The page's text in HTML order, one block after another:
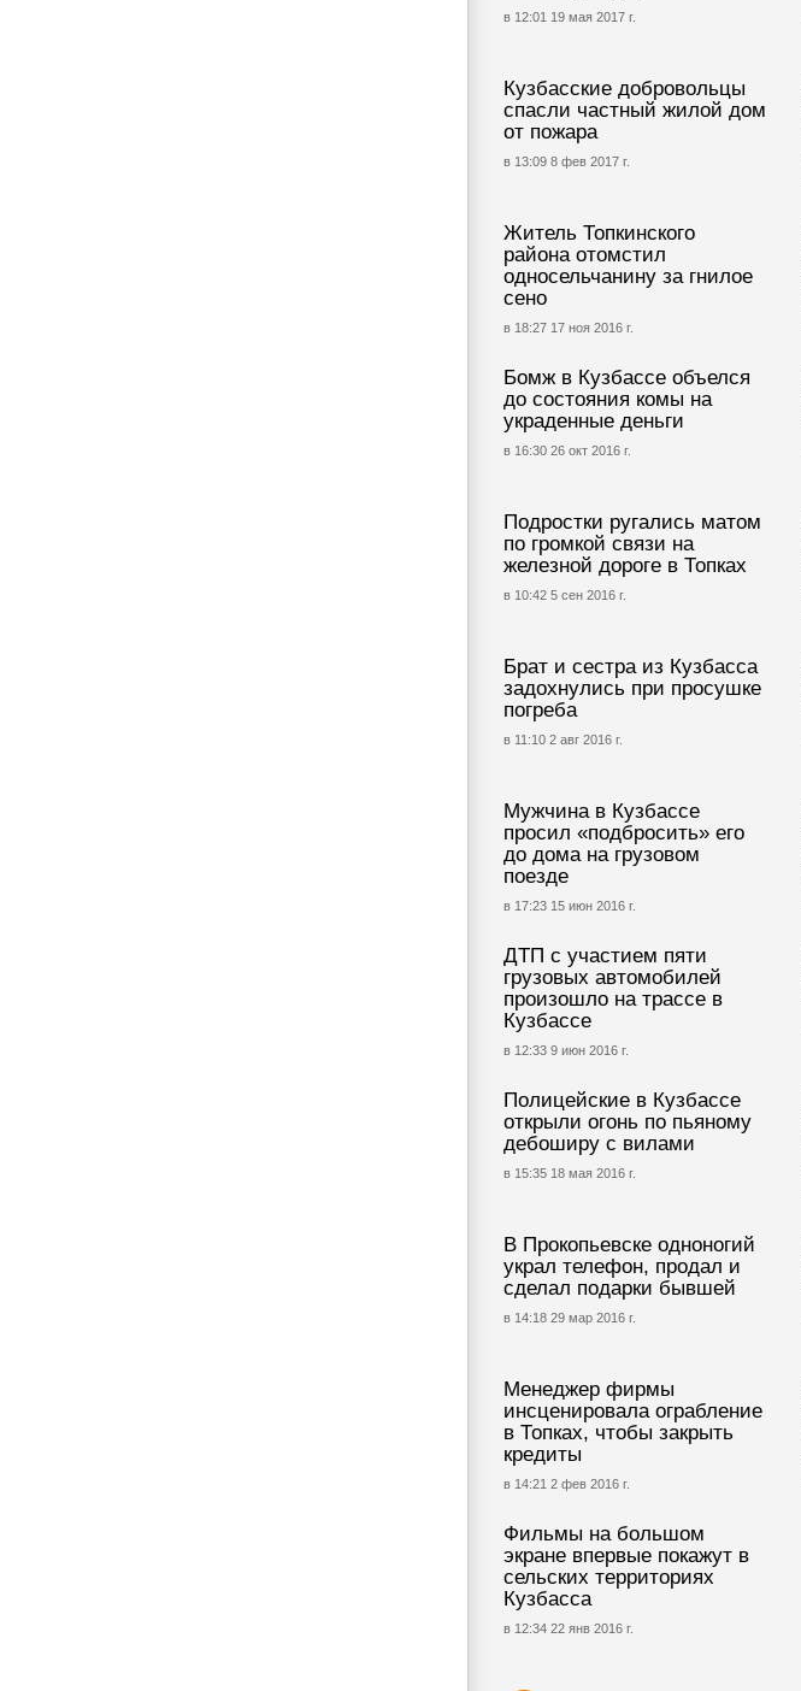
в 12:01 19 мая 2017 г.
Кузбасские добровольцы
спасли частный жилой дом
от пожара
в 13:09 8 фев 2017 г.
Житель Топкинского
района отомстил
односельчанину за гнилое
сено
в 18:27 17 ноя 2016 г.
Бомж в Кузбассе объелся
до состояния комы на
украденные деньги
в 16:30 26 окт 2016 г.
Подростки ругались матом
по громкой связи на
железной дороге в Топках
в 10:42 5 сен 2016 г.
Брат и сестра из Кузбасса
задохнулись при просушке
погреба
в 11:10 2 авг 2016 г.
Мужчина в Кузбассе
просил «подбросить» его
до дома на грузовом
поезде
в 17:23 15 июн 2016 г.
ДТП с участием пяти
грузовых автомобилей
произошло на трассе в
Кузбассе
в 12:33 9 июн 2016 г.
Полицейские в Кузбассе
открыли огонь по пьяному
дебоширу с вилами
в 15:35 18 мая 2016 г.
В Прокопьевске одноногий
украл телефон, продал и
сделал подарки бывшей
в 14:18 29 мар 2016 г.
Менеджер фирмы
инсценировала ограбление
в Топках, чтобы закрыть
кредиты
в 14:21 2 фев 2016 г.
Фильмы на большом
экране впервые покажут в
сельских территориях
Кузбасса
в 12:34 22 янв 2016 г.